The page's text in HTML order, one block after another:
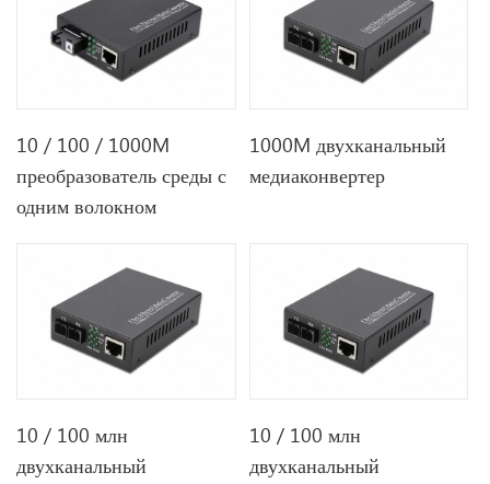
10 / 100 / 1000M
преобразователь среды с
одним волокном
1000M двухканальный
медиаконвертер
10 / 100 млн
двухканальный
10 / 100 млн
двухканальный